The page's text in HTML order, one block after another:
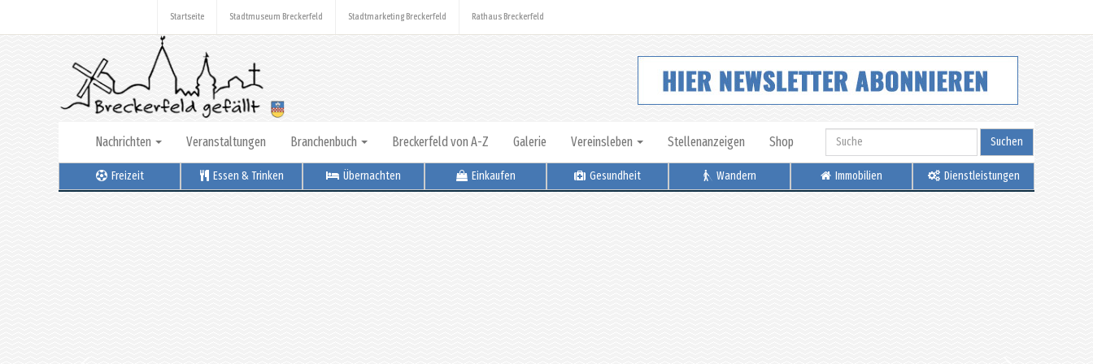
Startseite Stadtmuseum Breckerfeld Stadtmarketing Breckerfeld Rathaus Breckerfeld
Nachrichten Veranstaltungen Branchenbuch Breckerfeld von A-Z Galerie Vereinsleben Stellenanzeigen Shop Suchen
Freizeit Essen & Trinken Übernachten Einkaufen Gesundheit Wandern Immobilien Dienstleistungen